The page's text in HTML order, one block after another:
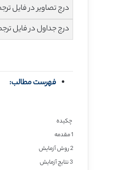
درج تصاویر در فایل
درج جداول در فایل
فهرست مطالب:
چکیده
1 مقدمه
2 روش آزمایش
3 نتایج آزمایش